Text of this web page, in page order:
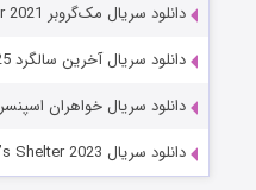
دانلود سریال مک‌گروبر MacGruber 2021
دانلود سریال آخرین سالگرد The Last Anniversary 2025
دانلود سریال خواهران اسپنسر The Spencer Sisters 2023
دانلود سریال Harlan Coben’s Shelter 2023